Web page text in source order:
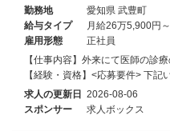
勤務地
愛知県 武豊町
給与タイプ
月給26万5,900円
雇用形態
正社員
【仕事内容】外来にて医師の診
【経験・資格】<応募要件> 下記
求人の更新日 2026-08-06
スポンサー
求人ボックス